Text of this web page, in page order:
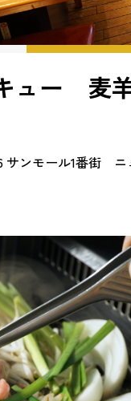
ュー 麦
ンモール1番街 ニ